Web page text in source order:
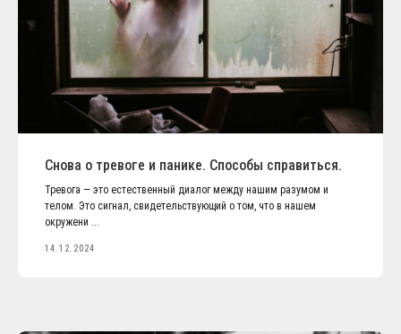
Снова о тревоге и панике. Способы справиться.
Тревога — это естественный диалог между нашим разумом и
телом. Это сигнал, свидетельствующий о том, что в нашем
окружени ...
14.12.2024